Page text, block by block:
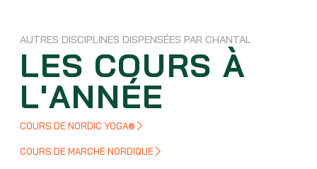
AUTRES DISCIPLINES DISPENSÉES PAR CHANTAL
LES COURS À
L'ANNÉE
COURS DE NORDIC YOGA®
COURS DE MARCHE NORDIQUE